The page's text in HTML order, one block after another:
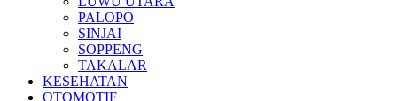
PALOPO
SINJAI
SOPPENG
TAKALAR
KESEHATAN
OTOMOTIF